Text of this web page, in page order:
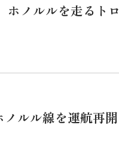
ホノルルを走るトロ
ルル線を運航再開